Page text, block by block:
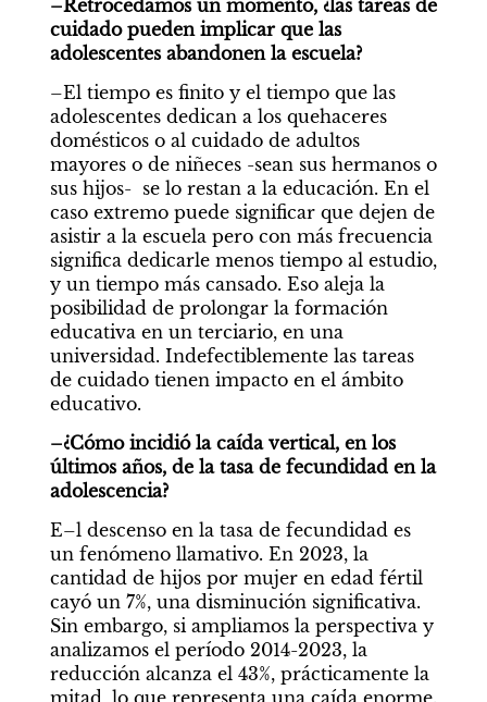
–Retrocedamos un momento, ¿las tareas de
cuidado pueden implicar que las
adolescentes abandonen la escuela?
–El tiempo es finito y el tiempo que las
adolescentes dedican a los quehaceres
domésticos o al cuidado de adultos
mayores o de niñeces -sean sus hermanos o
sus hijos-  se lo restan a la educación. En el
caso extremo puede significar que dejen de
asistir a la escuela pero con más frecuencia
significa dedicarle menos tiempo al estudio,
y un tiempo más cansado. Eso aleja la
posibilidad de prolongar la formación
educativa en un terciario, en una
universidad. Indefectiblemente las tareas
de cuidado tienen impacto en el ámbito
educativo.
–¿Cómo incidió la caída vertical, en los
últimos años, de la tasa de fecundidad en la
adolescencia?
E–l descenso en la tasa de fecundidad es
un fenómeno llamativo. En 2023, la
cantidad de hijos por mujer en edad fértil
cayó un 7%, una disminución significativa.
Sin embargo, si ampliamos la perspectiva y
analizamos el período 2014-2023, la
reducción alcanza el 43%, prácticamente la
mitad, lo que representa una caída enorme.